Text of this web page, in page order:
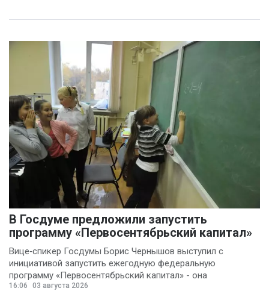
В Госдуме предложили запустить
программу «Первосентябрьский капитал»
Вице‑спикер Госдумы Борис Чернышов выступил с
инициативой запустить ежегодную федеральную
программу «Первосентябрьский капитал» - она
предполагает
16:06
03 августа 2026